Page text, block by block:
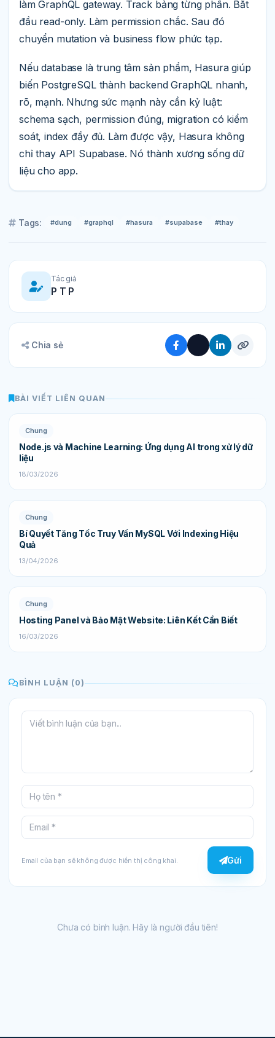
làm GraphQL gateway. Track bảng từng phần. Bắt
đầu read-only. Làm permission chắc. Sau đó
chuyển mutation và business flow phức tạp.
Nếu database là trung tâm sản phẩm, Hasura giúp
biến PostgreSQL thành backend GraphQL nhanh,
rõ, mạnh. Nhưng sức mạnh này cần kỷ luật:
schema sạch, permission đúng, migration có kiểm
soát, index đầy đủ. Làm được vậy, Hasura không
chỉ thay API Supabase. Nó thành xương sống dữ
liệu cho app.
Tags: #dung #graphql #hasura #supabase #thay
Tác giả
P T P
Chia sẻ
BÀI VIẾT LIÊN QUAN
Chung
Node.js và Machine Learning: Ứng dụng AI trong xử lý dữ
liệu
18/03/2026
Chung
Bí Quyết Tăng Tốc Truy Vấn MySQL Với Indexing Hiệu
Quả
13/04/2026
Chung
Hosting Panel và Bảo Mật Website: Liên Kết Cần Biết
16/03/2026
BÌNH LUẬN (0)
Email của bạn sẽ không được hiển thị công khai. Gửi
Chưa có bình luận. Hãy là người đầu tiên!